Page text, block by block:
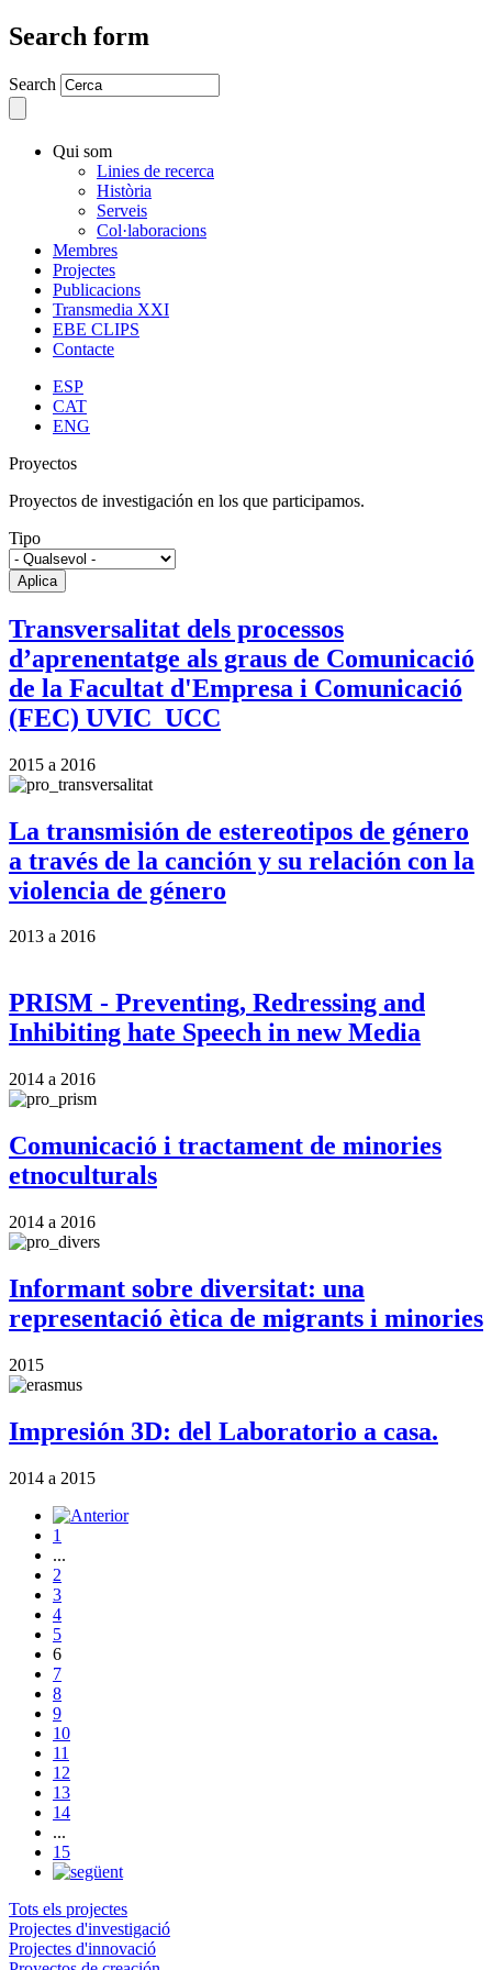
Search form
Search
Qui som
Linies de recerca
Història
Serveis
Col·laboracions
Membres
Projectes
Publicacions
Transmedia XXI
EBE CLIPS
Contacte
ESP
CAT
ENG
Proyectos
Proyectos de investigación en los que participamos.
Tipo
Transversalitat dels processos
d’aprenentatge als graus de Comunicació
de la Facultat d'Empresa i Comunicació
(FEC) UVIC_UCC
2015 a 2016
La transmisión de estereotipos de género
a través de la canción y su relación con la
violencia de género
2013 a 2016
PRISM - Preventing, Redressing and
Inhibiting hate Speech in new Media
2014 a 2016
Comunicació i tractament de minories
etnoculturals
2014 a 2016
Informant sobre diversitat: una
representació ètica de migrants i minories
2015
Impresión 3D: del Laboratorio a casa.
2014 a 2015
1
...
2
3
4
5
6
7
8
9
10
11
12
13
14
...
15
Tots els projectes
Projectes d'investigació
Projectes d'innovació